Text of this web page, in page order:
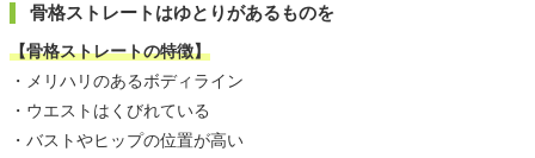
骨格ストレートはゆとりがあるものを
【骨格ストレートの特徴】
・メリハリのあるボディライン
・ウエストはくびれている
・バストやヒップの位置が高い